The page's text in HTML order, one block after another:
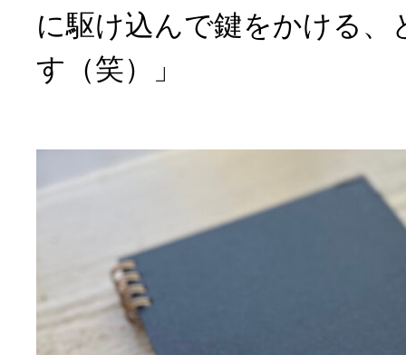
に駆け込んで鍵をかける、
す（笑）」